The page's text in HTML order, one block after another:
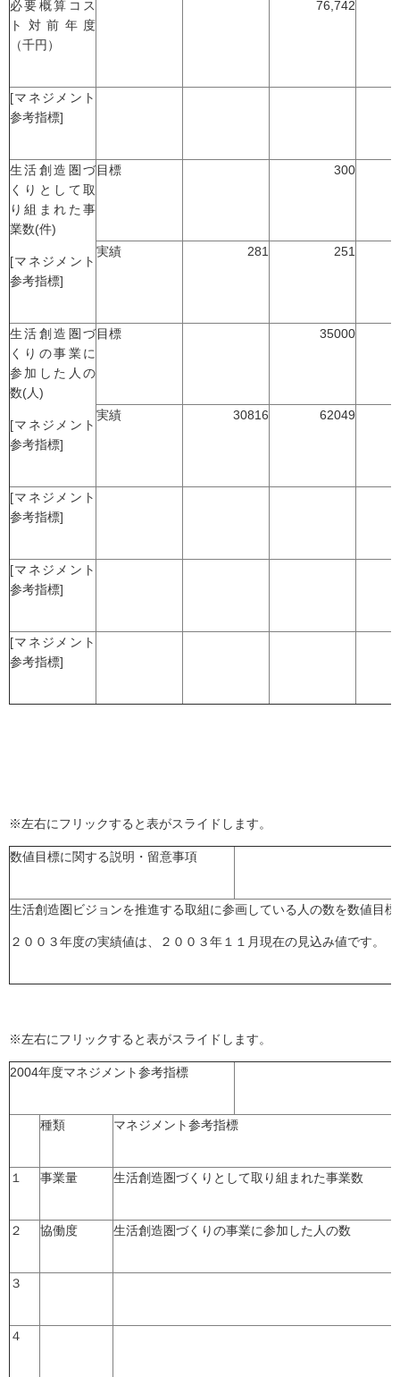
必要概算コス
ト対前年度
（千円）
76,742
[マネジメント
参考指標]
生活創造圏づ
くりとして取
り組まれた事
業数(件)
[マネジメント
参考指標]
目標 300
実績 281 251
生活創造圏づ
くりの事業に
参加した人の
数(人)
[マネジメント
参考指標]
目標 35000
実績 30816 62049
[マネジメント
参考指標]
[マネジメント
参考指標]
[マネジメント
参考指標]
※左右にフリックすると表がスライドします。
数値目標に関する説明・留意事項
生活創造圏ビジョンを推進する取組に参画している人の数を数値目
２００３年度の実績値は、２００３年１１月現在の見込み値です。
※左右にフリックすると表がスライドします。
2004年度マネジメント参考指標
種類 マネジメント参考指標
１ 事業量 生活創造圏づくりとして取り組まれた事業数
２ 協働度 生活創造圏づくりの事業に参加した人の数
３
４